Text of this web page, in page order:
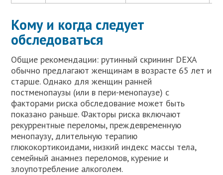
Кому и когда следует
обследоваться
Общие рекомендации: рутинный скрининг DEXA
обычно предлагают женщинам в возрасте 65 лет и
старше. Однако для женщин ранней
постменопаузы (или в пери-менопаузе) с
факторами риска обследование может быть
показано раньше. Факторы риска включают
рекуррентные переломы, преждевременную
менопаузу, длительную терапию
глюкокортикоидами, низкий индекс массы тела,
семейный анамнез переломов, курение и
злоупотребление алкоголем.